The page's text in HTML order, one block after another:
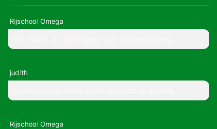
Rijschool Omega
judith
Rijschool Omega